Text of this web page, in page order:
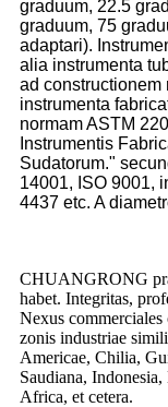
graduum, 22.5
graduum, 75
adaptari).
alia instrumenta
ad constructionem
instrumenta
normam ASTM
Instrumentis
Sudatorum."
14001, ISO 9001,
4437 etc. A
CHUANGRONG
habet. Integritas,
Nexus
zonis industriae
Americae, Chilia,
Saudiana,
Africa, et cetera.